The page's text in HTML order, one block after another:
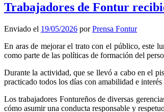
Trabajadores de Fontur
Enviado el 19/05/2026 porPrensa Fontur
En aras de mejorar el trato con el público, este
como parte de las políticas de formación del
Durante la actividad, que se llevó a cabo en el
practicado todos los días con amabilidad e
Los trabajadores Fontureños de diversas
cómo asumir una conducta responsable y